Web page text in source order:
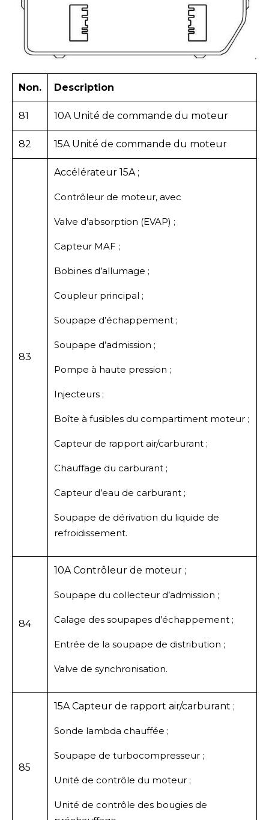
Non. Description
81 10A Unité de commande du moteur
82 15A Unité de commande du moteur
83
Accélérateur 15A ;
Contrôleur de moteur, avec
Valve d’absorption (EVAP) ;
Capteur MAF ;
Bobines d’allumage ;
Coupleur principal ;
Soupape d’échappement ;
Soupape d’admission ;
Pompe à haute pression ;
Injecteurs ;
Boîte à fusibles du compartiment moteur ;
Capteur de rapport air/carburant ;
Chauffage du carburant ;
Capteur d’eau de carburant ;
Soupape de dérivation du liquide de
refroidissement.
84
10A Contrôleur de moteur ;
Soupape du collecteur d’admission ;
Calage des soupapes d’échappement ;
Entrée de la soupape de distribution ;
Valve de synchronisation.
85
15A Capteur de rapport air/carburant ;
Sonde lambda chauffée ;
Soupape de turbocompresseur ;
Unité de contrôle du moteur ;
Unité de contrôle des bougies de